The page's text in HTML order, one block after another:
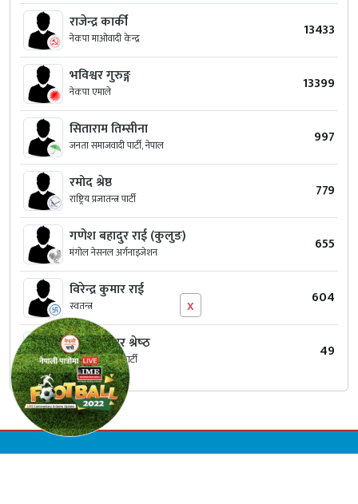
राजेन्द्र कार्की
नेकपा माओवादी केन्द्र 13433
भविश्वर गुरुङ्ग
नेकपा एमाले 13399
सिताराम तिम्सीना
जनता समाजवादी पार्टी, नेपाल 997
रमोद श्रेष्ठ
राष्ट्रिय प्रजातन्त्र पार्टी 779
गणेश बहादुर राई (कुलुङ)
मंगोल नेसनल अर्गनाइजेशन 655
विरेन्द्र कुमार राई
स्वतन्त्र 604
मिनेश कुमार श्रेष्‍ठ
नेश्नलिष्ट पिपल्स पार्टी 49
x